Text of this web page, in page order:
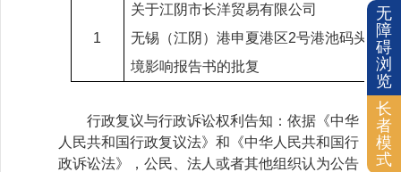
1
关于江阴市长洋贸易有限公司
无锡（江阴）港申夏港区2号港池码头改扩
境影响报告书的批复
行政复议与行政诉讼权利告知：依据《中华
人民共和国行政复议法》和《中华人民共和国行
政诉讼法》，公民、法人或者其他组织认为公告
无
障
碍
浏
览
长
者
模
式